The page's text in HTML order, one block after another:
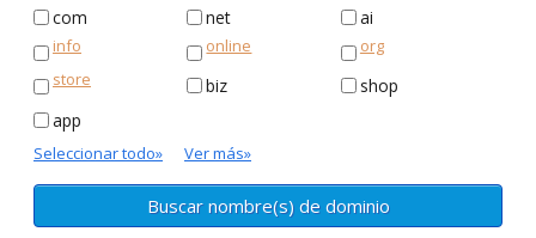
com
net ai
info online
org
store
biz
shop
app
Seleccionar todo» Ver más»